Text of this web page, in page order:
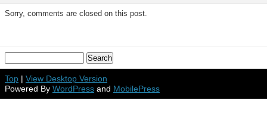
Sorry, comments are closed on this post.
Top | View Desktop Version
Powered By WordPress and MobilePress